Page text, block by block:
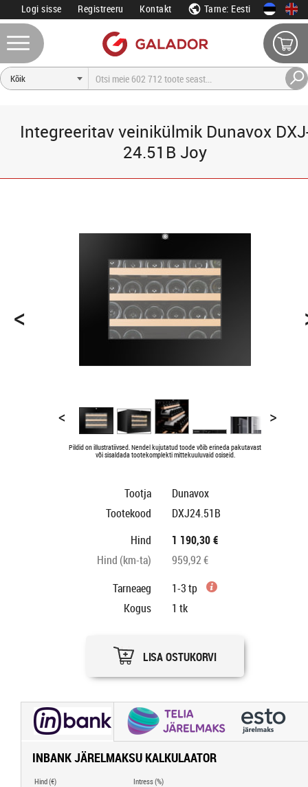
Logi sisse Registreeru Kontakt Tarne: Eesti
Integreeritav veinikülmik Dunavox
24.51B Joy
<
< >
Pildid on illustratiivsed. Nendel kujutatud toode võib erineda pakutavast
või sisaldada tootekomplekti mittekuuluvaid osiseid.
Tootja
Dunavox
Tootekood
DXJ24.51B
Hind
1 190,30 €
Hind (km-ta)
959,92 €
Tarneaeg
1-3 tp
Kogus
1 tk
LISA OSTUKORVI
INBANK JÄRELMAKSU KALKULAATOR
Hind (€) Intress (%)